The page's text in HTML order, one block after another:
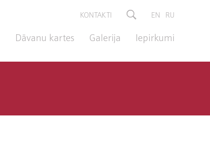
KONTAKTI EN RU
Dāvanu kartes Galerija Iepirkumi